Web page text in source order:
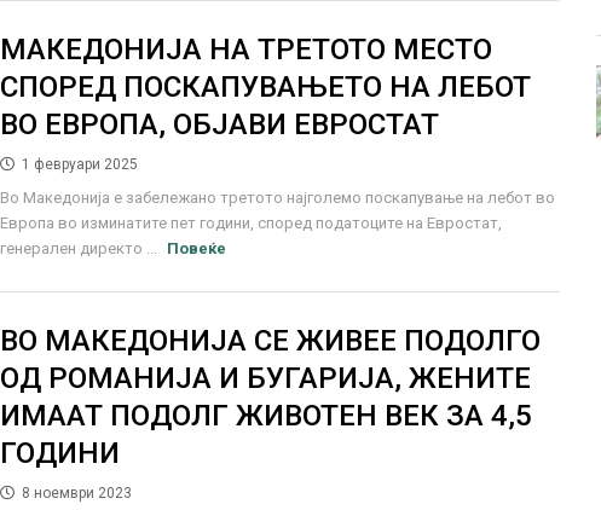
МАКЕДОНИЈА НА ТРЕТОТО МЕСТО
СПОРЕД ПОСКАПУВАЊЕТО НА ЛЕБОТ
ВО ЕВРОПА, ОБЈАВИ ЕВРОСТАТ
1 февруари 2025
Во Македонија е забележано третото најголемо поскапување на лебот во
Европа во изминатите пет години, според податоците на Евростат,
генерален директо ...
Повеќе
ВО МАКЕДОНИЈА СЕ ЖИВЕЕ ПОДОЛГО
ОД РОМАНИЈА И БУГАРИЈА, ЖЕНИТЕ
ИМААТ ПОДОЛГ ЖИВОТЕН ВЕК ЗА 4,5
ГОДИНИ
8 ноември 2023